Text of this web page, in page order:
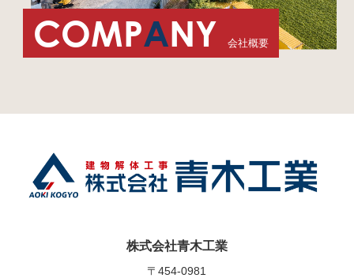
COMPANY 会社概要
株式会社青木工業
〒454-0981